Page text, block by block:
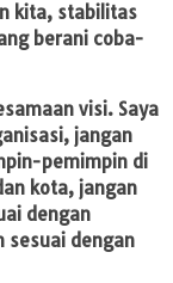
kita, stabilitas
berani coba-
visi. Saya
jangan
pemimpin di
kota, jangan
dengan
sesuai dengan